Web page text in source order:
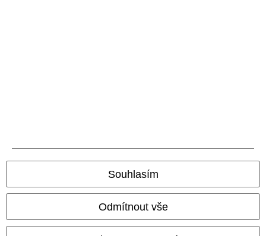
Souhlasím
Odmítnout vše
Naše online obchody
EMP International